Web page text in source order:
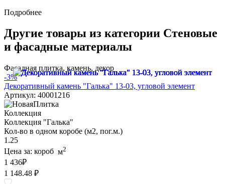
Подробнее
Другие товары из категории Стеновые
и фасадные материалы
Фасадная плитка, камень, декор
-3%
Декоративный камень "Галька" 13-03, угловой элемент
Артикул: 40001216
Коллекция
Коллекция "Галька"
Кол-во в одном коробе (м2, пог.м.)
1.25
Цена за: короб м2
1 436₽
1 148.48 ₽